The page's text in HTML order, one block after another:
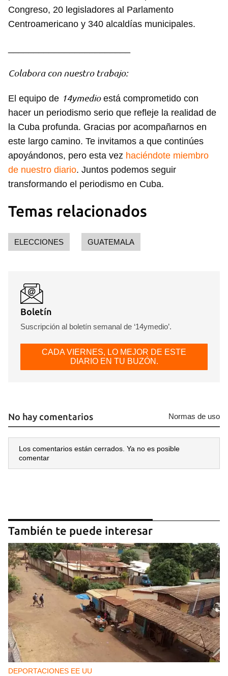
Guardar como favorito
Para poder guardar como favorito, primero has de
INICIAR SESIÓN CANCELAR
Congreso, 20 legisladores al Parlamento
Centroamericano y 340 alcaldías municipales.
Colabora con nuestro trabajo:
El equipo de 14ymedioestá comprometido con
hacer un periodismo serio que refleje la realidad de
la Cuba profunda. Gracias por acompañarnos en
este largo camino. Te invitamos a que continúes
apoyándonos, pero esta vez haciéndote miembro
de nuestro diario. Juntos podemos seguir
transformando el periodismo en Cuba.
Temas relacionados
ELECCIONES GUATEMALA
Boletín
Suscripción al boletín semanal de ‘14ymedio’.
CADA VIERNES, LO MEJOR DE ESTE
DIARIO EN TU BUZÓN.
No hay comentarios Normas de uso
Los comentarios están cerrados. Ya no es posible
comentar
También te puede interesar
DEPORTACIONES EE UU